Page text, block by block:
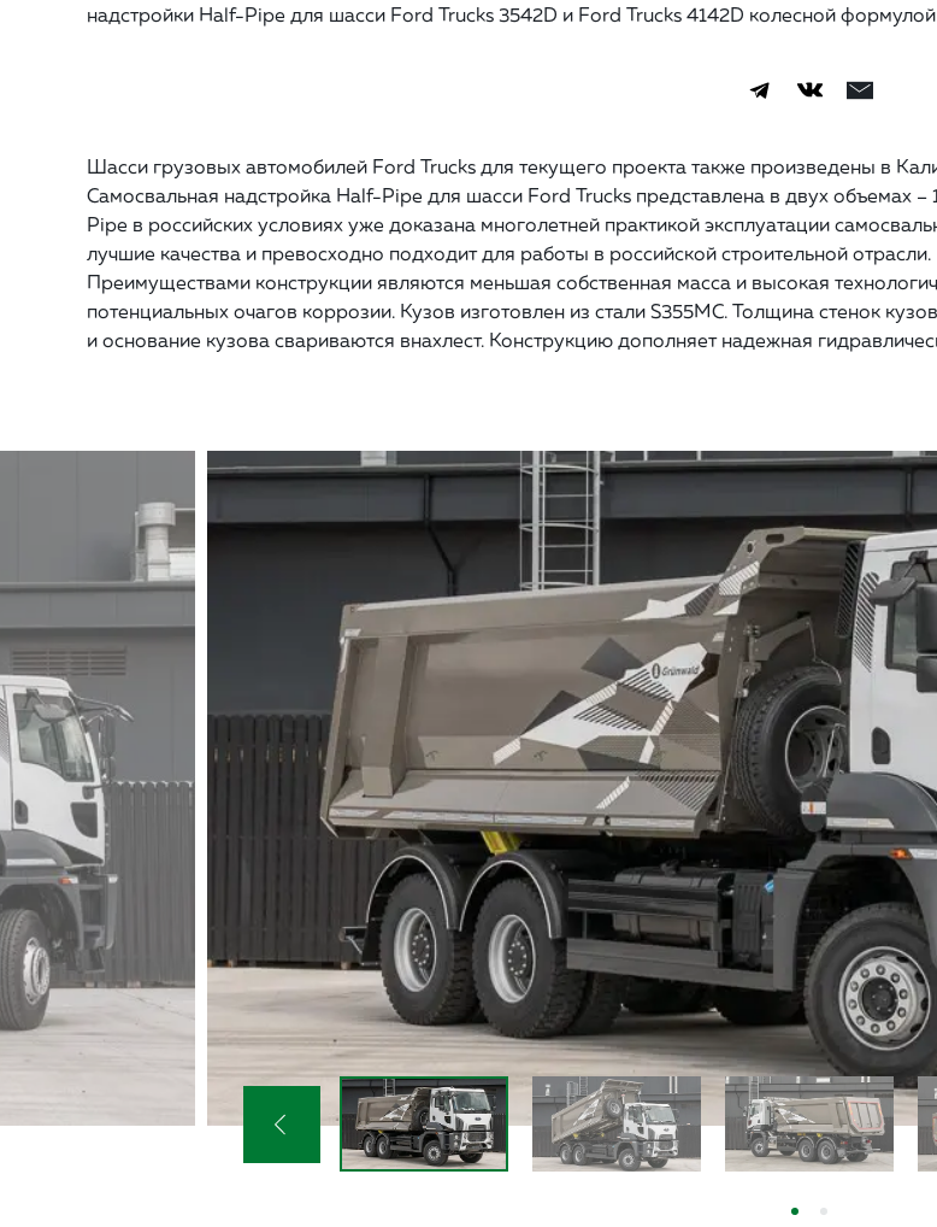
надстройки Half-Pipe для шасси Ford Trucks 3542D и Ford Trucks 4142D колесной
Шасси грузовых автомобилей Ford Trucks для текущего проекта также произведены в
Самосвальная надстройка Half-Pipe для шасси Ford Trucks представлена в двух объемах
Pipe в российских условиях уже доказана многолетней практикой эксплуатации
лучшие качества и превосходно подходит для работы в российской строительной отрасли.
Преимуществами конструкции являются меньшая собственная масса и высокая
потенциальных очагов коррозии. Кузов изготовлен из стали S355MC. Толщина стенок
и основание кузова свариваются внахлест. Конструкцию дополняет надежная